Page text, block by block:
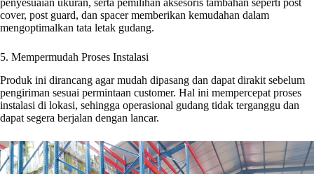
penyesuaian ukuran, serta pemilihan aksesoris tambahan seperti post
cover, post guard, dan spacer memberikan kemudahan dalam
mengoptimalkan tata letak gudang.
5. Mempermudah Proses Instalasi
Produk ini dirancang agar mudah dipasang dan dapat dirakit sebelum
pengiriman sesuai permintaan customer. Hal ini mempercepat proses
instalasi di lokasi, sehingga operasional gudang tidak terganggu dan
dapat segera berjalan dengan lancar.